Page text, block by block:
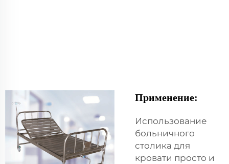
Применение:
Использование
больничного
столика для
кровати просто и